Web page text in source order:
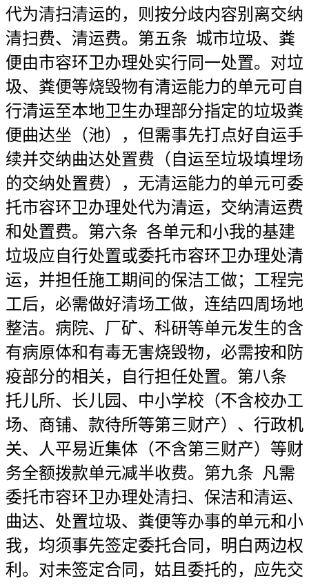
代为清扫清运的，则按分歧内容别离交纳
清扫费、清运费。第五条 城市垃圾、粪
便由市容环卫办理处实行同一处置。对垃
圾、粪便等烧毁物有清运能力的单元可自
行清运至本地卫生办理部分指定的垃圾粪
便曲达坐（池），但需事先打点好自运手
续并交纳曲达处置费（自运至垃圾填埋场
的交纳处置费），无清运能力的单元可委
托市容环卫办理处代为清运，交纳清运费
和处置费。第六条 各单元和小我的基建
垃圾应自行处置或委托市容环卫办理处清
运，并担任施工期间的保洁工做；工程完
工后，必需做好清场工做，连结四周场地
整洁。病院、厂矿、科研等单元发生的含
有病原体和有毒无害烧毁物，必需按和防
疫部分的相关，自行担任处置。第八条
托儿所、长儿园、中小学校（不含校办工
场、商铺、款待所等第三财产）、行政机
关、人平易近集体（不含第三财产）等财
务全额拨款单元减半收费。第九条 凡需
委托市容环卫办理处清扫、保洁和清运、
曲达、处置垃圾、粪便等办事的单元和小
我，均须事先签定委托合同，明白两边权
利。对未签定合同，姑且委托的，应先交